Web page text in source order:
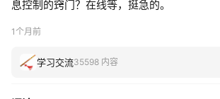
息控制的窍门？在线等，挺急的。
1个月前
学习交流35598 内容